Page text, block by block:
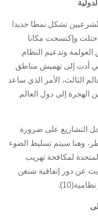
تشكل نمطا جديدا
وإكتسحت مكانا
وتدعيم النظام
التي أدت إلى تهميش مناطق
الثالث، الأمر الذي ساعد
إلى دول العالم
جل التشاريع على ضرورة
وهنا سيتم تسليط الضوء
لمكافحة تهريب
عن دور إتفاقية شنغن